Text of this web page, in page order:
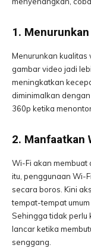
1.
Menurunkan kualitas
gambar video jadi
meningkatkan
diminimalkan
360p ketika
2. Manfaatkan
Wi-Fi akan membuat
itu, penggunaan Wi-
secara boros. Kini
tempat-tempat
Sehingga tidak perlu
lancar ketika
senggang.